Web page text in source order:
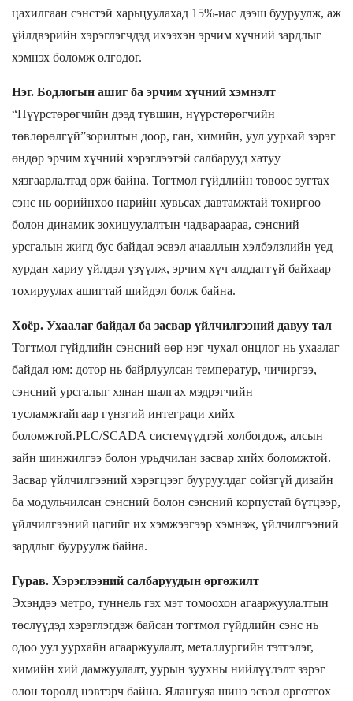
цахилгаан сэнстэй харьцуулахад 15%-иас дээш бууруулж, аж
үйлдвэрийн хэрэглэгчдэд ихээхэн эрчим хүчний зардлыг
хэмнэх боломж олгодог.
Нэг. Бодлогын ашиг ба эрчим хүчний хэмнэлт
“Нүүрстөрөгчийн дээд түвшин, нүүрстөрөгчийн
төвлөрөлгүй”зорилтын доор, ган, химийн, уул уурхай зэрэг
өндөр эрчим хүчний хэрэглээтэй салбарууд хатуу
хязгаарлалтад орж байна. Тогтмол гүйдлийн төвөөс зугтах
сэнс нь өөрийнхөө нарийн хувьсах давтамжтай тохиргоо
болон динамик зохицуулалтын чадвараараа, сэнсний
урсгалын жигд бус байдал эсвэл ачааллын хэлбэлзлийн үед
хурдан хариу үйлдэл үзүүлж, эрчим хүч алддаггүй байхаар
тохируулах ашигтай шийдэл болж байна.
Хоёр. Ухаалаг байдал ба засвар үйлчилгээний давуу тал
Тогтмол гүйдлийн сэнсний өөр нэг чухал онцлог нь ухаалаг
байдал юм: дотор нь байрлуулсан температур, чичиргээ,
сэнсний урсгалыг хянан шалгах мэдрэгчийн
тусламжтайгаар гүнзгий интеграци хийх
боломжтой.PLC/SCADA системүүдтэй холбогдож, алсын
зайн шинжилгээ болон урьдчилан засвар хийх боломжтой.
Засвар үйлчилгээний хэрэгцээг бууруулдаг сойзгүй дизайн
ба модульчилсан сэнсний болон сэнсний корпустай бүтцээр,
үйлчилгээний цагийг их хэмжээгээр хэмнэж, үйлчилгээний
зардлыг бууруулж байна.
Гурав. Хэрэглээний салбаруудын өргөжилт
Эхэндээ метро, туннель гэх мэт томоохон агааржуулалтын
төслүүдэд хэрэглэгдэж байсан тогтмол гүйдлийн сэнс нь
одоо уул уурхайн агааржуулалт, металлургийн тэтгэлэг,
химийн хий дамжуулалт, уурын зуухны нийлүүлэлт зэрэг
олон төрөлд нэвтэрч байна. Ялангуяа шинэ эсвэл өргөтгөх